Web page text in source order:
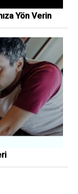
Yön Verin